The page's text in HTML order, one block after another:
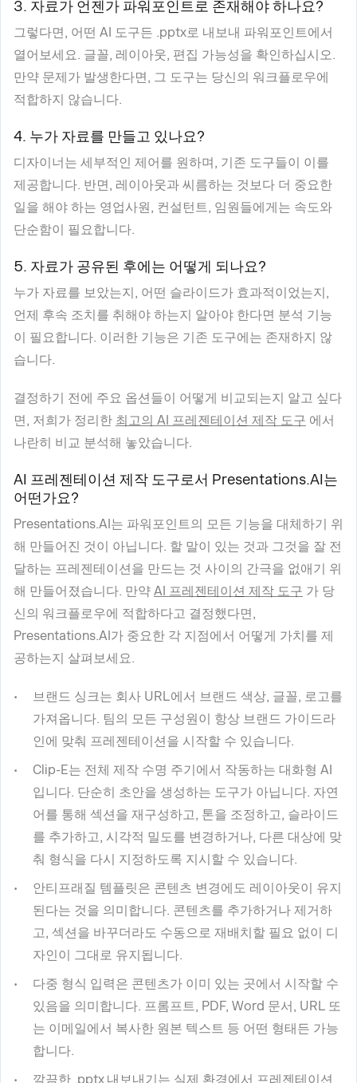
3. 자료가 언젠가 파워포인트로 존재해야 하나요?
그렇다면, 어떤 AI 도구든 .pptx로 내보내 파워포인트에서
열어보세요. 글꼴, 레이아웃, 편집 가능성을 확인하십시오.
만약 문제가 발생한다면, 그 도구는 당신의 워크플로우에
적합하지 않습니다.
4. 누가 자료를 만들고 있나요?
디자이너는 세부적인 제어를 원하며, 기존 도구들이 이를
제공합니다. 반면, 레이아웃과 씨름하는 것보다 더 중요한
일을 해야 하는 영업사원, 컨설턴트, 임원들에게는 속도와
단순함이 필요합니다.
5. 자료가 공유된 후에는 어떻게 되나요?
누가 자료를 보았는지, 어떤 슬라이드가 효과적이었는지,
언제 후속 조치를 취해야 하는지 알아야 한다면 분석 기능
이 필요합니다. 이러한 기능은 기존 도구에는 존재하지 않
습니다.
결정하기 전에 주요 옵션들이 어떻게 비교되는지 알고 싶다
면, 저희가 정리한 최고의 AI 프레젠테이션 제작 도구 에서
나란히 비교 분석해 놓았습니다.
AI 프레젠테이션 제작 도구로서 Presentations.AI는
어떤가요?
Presentations.AI는 파워포인트의 모든 기능을 대체하기 위
해 만들어진 것이 아닙니다. 할 말이 있는 것과 그것을 잘 전
달하는 프레젠테이션을 만드는 것 사이의 간극을 없애기 위
해 만들어졌습니다. 만약 AI 프레젠테이션 제작 도구 가 당
신의 워크플로우에 적합하다고 결정했다면,
Presentations.AI가 중요한 각 지점에서 어떻게 가치를 제
공하는지 살펴보세요.
브랜드 싱크는 회사 URL에서 브랜드 색상, 글꼴, 로고를
가져옵니다. 팀의 모든 구성원이 항상 브랜드 가이드라
인에 맞춰 프레젠테이션을 시작할 수 있습니다.
Clip-E는 전체 제작 수명 주기에서 작동하는 대화형 AI
입니다. 단순히 초안을 생성하는 도구가 아닙니다. 자연
어를 통해 섹션을 재구성하고, 톤을 조정하고, 슬라이드
를 추가하고, 시각적 밀도를 변경하거나, 다른 대상에 맞
춰 형식을 다시 지정하도록 지시할 수 있습니다.
안티프래질 템플릿은 콘텐츠 변경에도 레이아웃이 유지
된다는 것을 의미합니다. 콘텐츠를 추가하거나 제거하
고, 섹션을 바꾸더라도 수동으로 재배치할 필요 없이 디
자인이 그대로 유지됩니다.
다중 형식 입력은 콘텐츠가 이미 있는 곳에서 시작할 수
있음을 의미합니다. 프롬프트, PDF, Word 문서, URL 또
는 이메일에서 복사한 원본 텍스트 등 어떤 형태든 가능
합니다.
깔끔한 .pptx 내보내기는 실제 환경에서 프레젠테이션